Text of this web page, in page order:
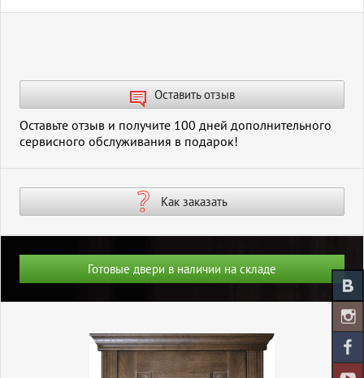
Оставить отзыв
Оставьте отзыв и получите 100 дней дополнительного
сервисного обслуживания в подарок!
Как заказать
Готовые двери в наличии на складе